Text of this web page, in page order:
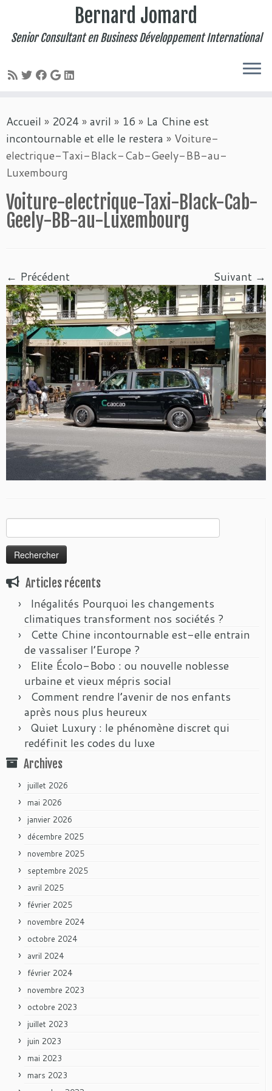
au
contenu
Bernard Jomard
Senior Consultant en Business Développement International
Accueil » 2024 »avril » 16 » La Chine est
incontournable et elle le restera » Voiture-
electrique-Taxi-Black-Cab-Geely-BB-au-
Luxembourg
Voiture-electrique-Taxi-Black-Cab-
Geely-BB-au-Luxembourg
← Précédent Suivant →
Articles récents
Inégalités Pourquoi les changements
climatiques transforment nos sociétés ?
Cette Chine incontournable est-elle entrain
de vassaliser l’Europe ?
Elite Écolo-Bobo : ou nouvelle noblesse
urbaine et vieux mépris social
Comment rendre l’avenir de nos enfants
après nous plus heureux
Quiet Luxury : le phénomène discret qui
redéfinit les codes du luxe
Archives
juillet 2026
mai 2026
janvier 2026
décembre 2025
novembre 2025
septembre 2025
avril 2025
février 2025
novembre 2024
octobre 2024
avril 2024
février 2024
novembre 2023
octobre 2023
juillet 2023
juin 2023
mai 2023
mars 2023